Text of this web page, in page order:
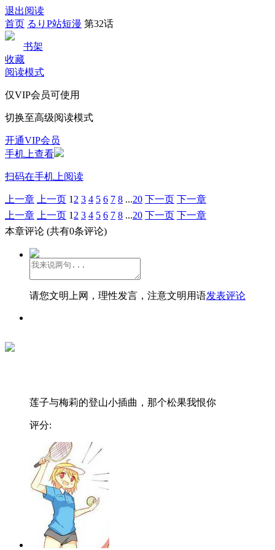
退出阅读
首页 るりP站短漫 第32话
书架
收藏
阅读模式
仅VIP会员可使用
切换至高级阅读模式
开通VIP会员
手机上查看
扫码在手机上阅读
上一章 上一页 1 2 3 4 5 6 7 8 ...20 下一页 下一章
上一章
上一页 1 2 3 4 5 6 7 8 ...20 下一页 下一章
本章评论 (共有0条评论)
请您文明上网，理性发言，注意文明用语发表评论
莲子与梅莉的登山小插曲，那个松果我恨你
评分: